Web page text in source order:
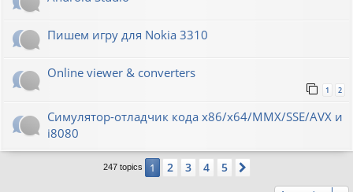
Пишем игру для Nokia 3310
Online viewer & converters
1 2
Симулятор-отладчик кода x86/x64/MMX/SSE/AVX и
i8080
247 topics 1 2 3 4 5